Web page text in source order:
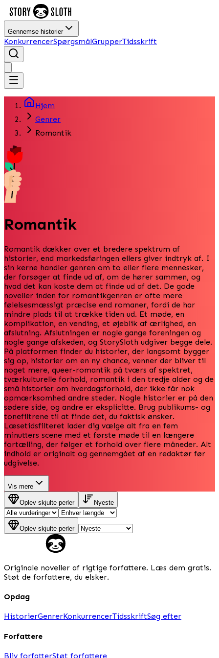
Gennemse historier
KonkurrencerSpørgsmålGrupperTidsskrift
Hjem
Genrer
Romantik
Romantik
Romantik dækker over et bredere spektrum af
historier, end markedsføringen ellers giver indtryk af. I
sin kerne handler genren om to eller flere mennesker,
der forsøger at finde ud af, om de hører sammen, og
hvad det kan koste dem at finde ud af det. De gode
noveller inden for romantikgenren er ofte mere
følelsesmæssigt præcise end romaner, fordi de har
mindre plads til at trække tiden ud. Et møde, en
komplikation, en vending, et øjeblik af ærlighed, en
afslutning. Afslutningen er nogle gange foreningen og
nogle gange afskeden, og StorySloth udgiver begge dele.
På platformen finder du historier, der langsomt bygger
sig op, historier om en ny chance, venner der bliver til
noget mere, queer-romantik på tværs af spektret,
tværkulturelle forhold, romantik i den tredje alder og de
små historier om hverdagsforhold, der ikke får nok
opmærksomhed andre steder. Nogle historier er på den
sødere side, og andre er eksplicitte. Brug publikums- og
tonefiltrene til at finde det, du faktisk ønsker.
Læsetidsfilteret lader dig vælge alt fra en fem
minutters scene med et første møde til en længere
fortælling, der følger et forhold over flere måneder. Alt
indhold er originalt og gennemgået af en redaktør før
udgivelse.
Vis mere
Oplev skjulte perler Nyeste
Oplev skjulte perler
Originale noveller af rigtige forfattere. Læs dem gratis.
Støt de forfattere, du elsker.
Opdag
HistorierGenrerKonkurrencerTidsskriftSøg efter
Forfattere
Bliv forfatterStøt forfattere